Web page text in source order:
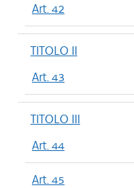
Art. 42
TITOLO II
Art. 43
TITOLO III
Art. 44
Art. 45